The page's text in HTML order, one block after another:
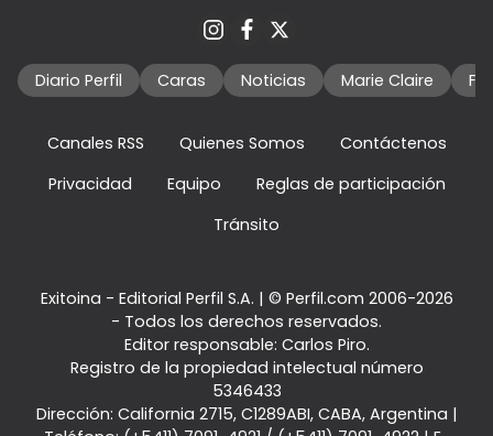
Diario Perfil Caras Noticias Marie Claire
Canales RSS Quienes Somos
Contáctenos
Privacidad
Equipo
Reglas de participación
Tránsito
Exitoina - Editorial Perfil S.A. | © Perfil.com 2006-2026
- Todos los derechos reservados.
Editor responsable: Carlos Piro.
Registro de la propiedad intelectual número
5346433
Dirección: California 2715, C1289ABI, CABA, Argentina |